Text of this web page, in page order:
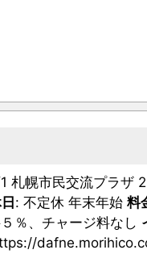
札幌市民交流プラザ
: 不定休 年末年始 料
％、チャージ料なし